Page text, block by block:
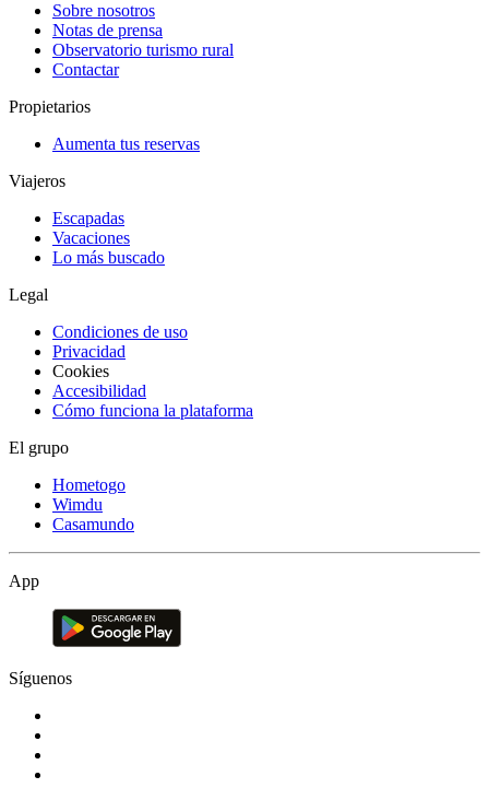
Sobre nosotros
Notas de prensa
Observatorio turismo rural
Contactar
Propietarios
Aumenta tus reservas
Viajeros
Escapadas
Vacaciones
Lo más buscado
Legal
Condiciones de uso
Privacidad
Cookies
Accesibilidad
Cómo funciona la plataforma
El grupo
Hometogo
Wimdu
Casamundo
App
Síguenos